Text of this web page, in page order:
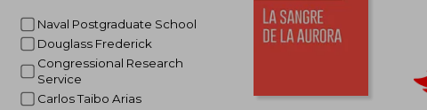
Naval Postgraduate School
Douglass Frederick
Congressional Research
Service
Carlos Taibo Arias